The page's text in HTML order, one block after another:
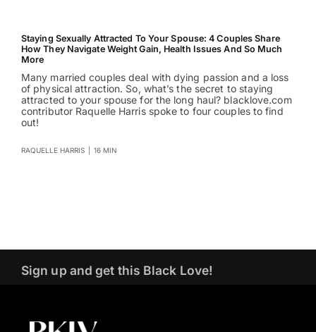
Staying Sexually Attracted To Your Spouse: 4 Couples Share
How They Navigate Weight Gain, Health Issues And So Much
More
Many married couples deal with dying passion and a loss
of physical attraction. So, what’s the secret to staying
attracted to your spouse for the long haul? blacklove.com
contributor Raquelle Harris spoke to four couples to find
out!
RAQUELLE HARRIS 16 MIN
Sign up and get this Black Love!